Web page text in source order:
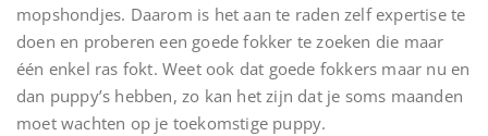
mopshondjes. Daarom is het aan te raden zelf expertise te
doen en proberen een goede fokker te zoeken die maar
één enkel ras fokt. Weet ook dat goede fokkers maar nu en
dan puppy’s hebben, zo kan het zijn dat je soms maanden
moet wachten op je toekomstige puppy.